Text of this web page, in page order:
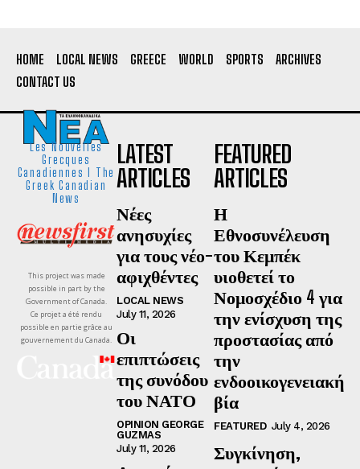
HOME LOCAL NEWS GREECE WORLD SPORTS
ARCHIVES
CONTACT US
Les Nouvelles
Grecques
Canadiennes I The
Greek Canadian
News
This project was made
possible in part by the
Government of Canada.
Ce projet a été rendu
possible en partie grâce au
gouvernement du Canada.
LATEST
ARTICLES
Νέες
ανησυχίες
για τους νέο-
αφιχθέντες
LOCAL NEWS
July 11, 2026
Οι
επιπτώσεις
της συνόδου
του ΝΑΤΟ
OPINION GEORGE
GUZMAS
July 11, 2026
FEATURED
ARTICLES
Η
Εθνοσυνέλευση
του Κεμπέκ
υιοθετεί το
Νομοσχέδιο 4 για
την ενίσχυση της
προστασίας από
την
ενδοοικογενειακή
βία
FEATURED July 4, 2026
Συγκίνηση,